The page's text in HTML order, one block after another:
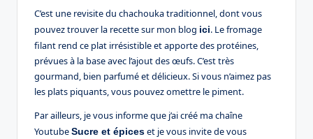
C’est une revisite du chachouka traditionnel, dont vous
pouvez trouver la recette sur mon blog ici. Le fromage
filant rend ce plat irrésistible et apporte des protéines,
prévues à la base avec l’ajout des œufs. C’est très
gourmand, bien parfumé et délicieux. Si vous n’aimez pas
les plats piquants, vous pouvez omettre le piment.
Par ailleurs, je vous informe que j’ai créé ma chaîne
YoutubeSucre et épiceset je vous invite de vous